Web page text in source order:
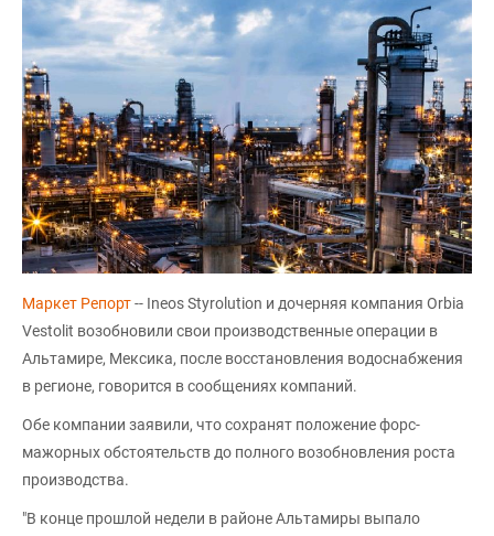
Маркет Репорт-- Ineos Styrolution и дочерняя компания Orbia
Vestolit возобновили свои производственные операции в
Альтамире, Мексика, после восстановления водоснабжения
в регионе, говорится в сообщениях компаний.
Обе компании заявили, что сохранят положение форс-
мажорных обстоятельств до полного возобновления роста
производства.
"В конце прошлой недели в районе Альтамиры выпало